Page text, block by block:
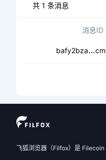
共 1 条消息
消息ID
bafy2bza
飞狐浏览器（Filfox）是 Filecoin